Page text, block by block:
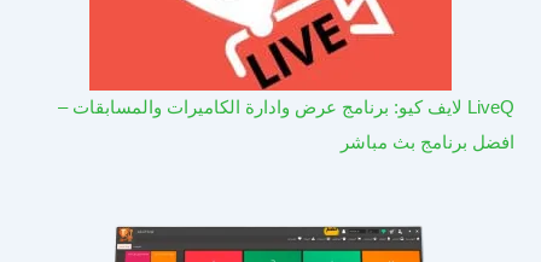
LiveQ لايف كيو: برنامج عرض وادارة الكاميرات والمسابقات –
افضل برنامج بث مباشر